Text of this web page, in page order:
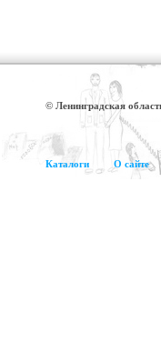
© Ленинградская
Каталоги О сайте